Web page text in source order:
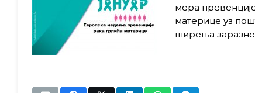
мера
материце уз
ширења заразне